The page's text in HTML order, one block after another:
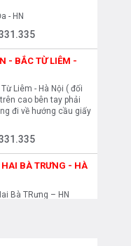
- HN
- BẮC TỪ LIÊM -
Liêm - Hà Nội ( đối
cao bên tay phải
đi về hướng cầu giấy
BÀ TRƯNG - HÀ
Bà TRưng – HN